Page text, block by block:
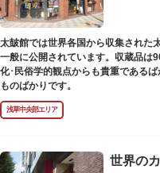
その後、第二次世界大戦により2柱
んえいじ）の四代将軍徳川家綱霊廟
ん）の像が祀られています。持国天
して知られていますが、四天王は仏
どちらも、鎌倉時代以降に流行した
造」により造られています。
太皷館では世界各国から収集された
一般に公開されています。収蔵品は
化･民俗学的観点からも貴重である
ものばかりです。
浅草中央部エリア
世界の